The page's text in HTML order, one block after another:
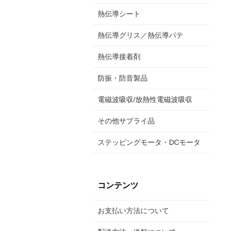
熱伝導シート
熱伝導グリス／熱伝導パテ
熱伝導接着剤
防振・防音製品
電磁波吸収/放熱性電磁波吸収
その他サプライ品
ステッピングモータ・DCモータ
コンテンツ
お支払い方法について